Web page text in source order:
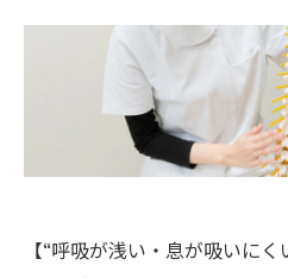
【“呼吸が浅い・息が吸いに